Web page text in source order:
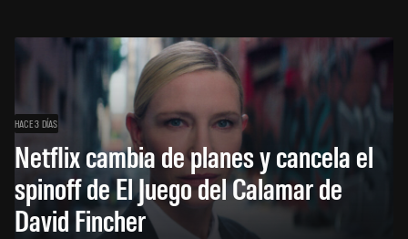
HACE 3 DÍAS
Netflix cambia de planes y cancela el
spinoff de El Juego del Calamar de
David Fincher